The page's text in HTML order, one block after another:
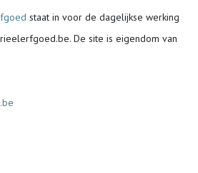
staat in voor de dagelijkse werking
De site is eigendom van